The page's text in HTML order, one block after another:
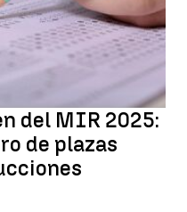
del MIR 2025:
de plazas